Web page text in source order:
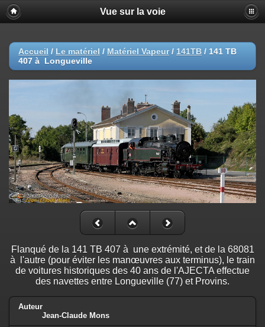
Vue sur la voie
Accueil / Le matériel / Matériel Vapeur/ 141TB / 141 TB
407 à Longueville
Flanqué de la 141 TB 407 à une extrémité, et de la 68081
à l'autre (pour éviter les manœuvres aux terminus), le train
de voitures historiques des 40 ans de l'AJECTA effectue
des navettes entre Longueville (77) et Provins.
Auteur
Jean-Claude Mons